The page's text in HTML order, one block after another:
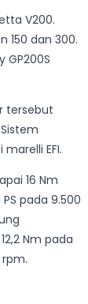
V200.
150 dan 300.
GP200S
tersebut
EFI.
16 Nm
pada 9.500
Nm pada